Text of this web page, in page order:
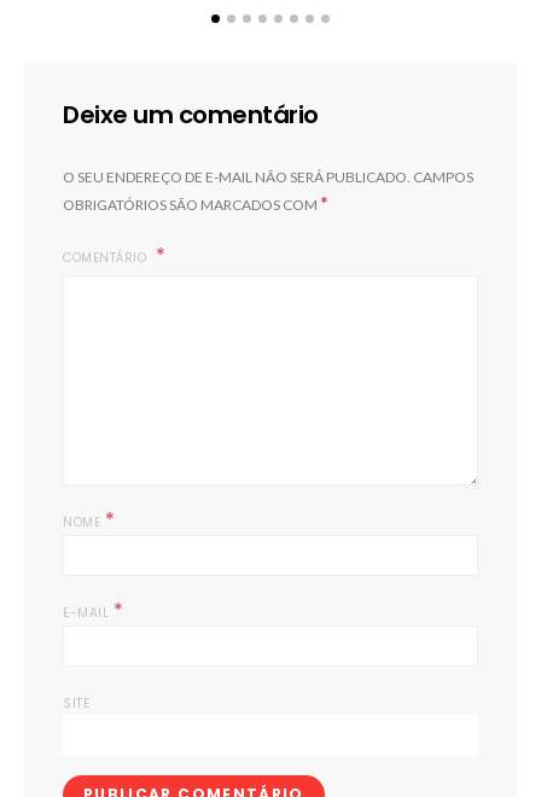
Deixe um comentário
O SEU ENDEREÇO DE E-MAIL NÃO SERÁ PUBLICADO. CAMPOS
OBRIGATÓRIOS SÃO MARCADOS COM *
COMENTÁRIO
NOME *
E-MAIL *
SITE